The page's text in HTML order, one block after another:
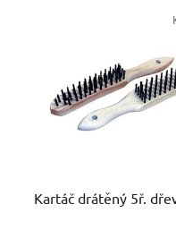
Kartáč drátěný 5ř.